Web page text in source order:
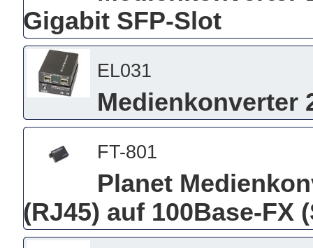
Gigabit SFP-Slot
EL031
Medienkonverter
FT-801
Planet
(RJ45) auf 100Base-FX